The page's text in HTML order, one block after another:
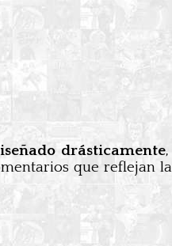
drásticamente
que reflejan